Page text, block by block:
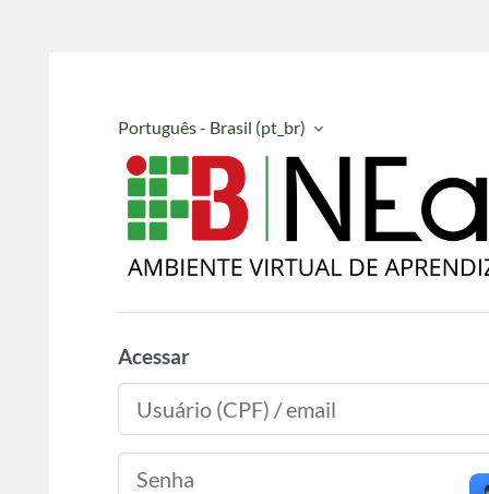
Português - Brasil ‎(pt_br)‎
EAD
Acessar